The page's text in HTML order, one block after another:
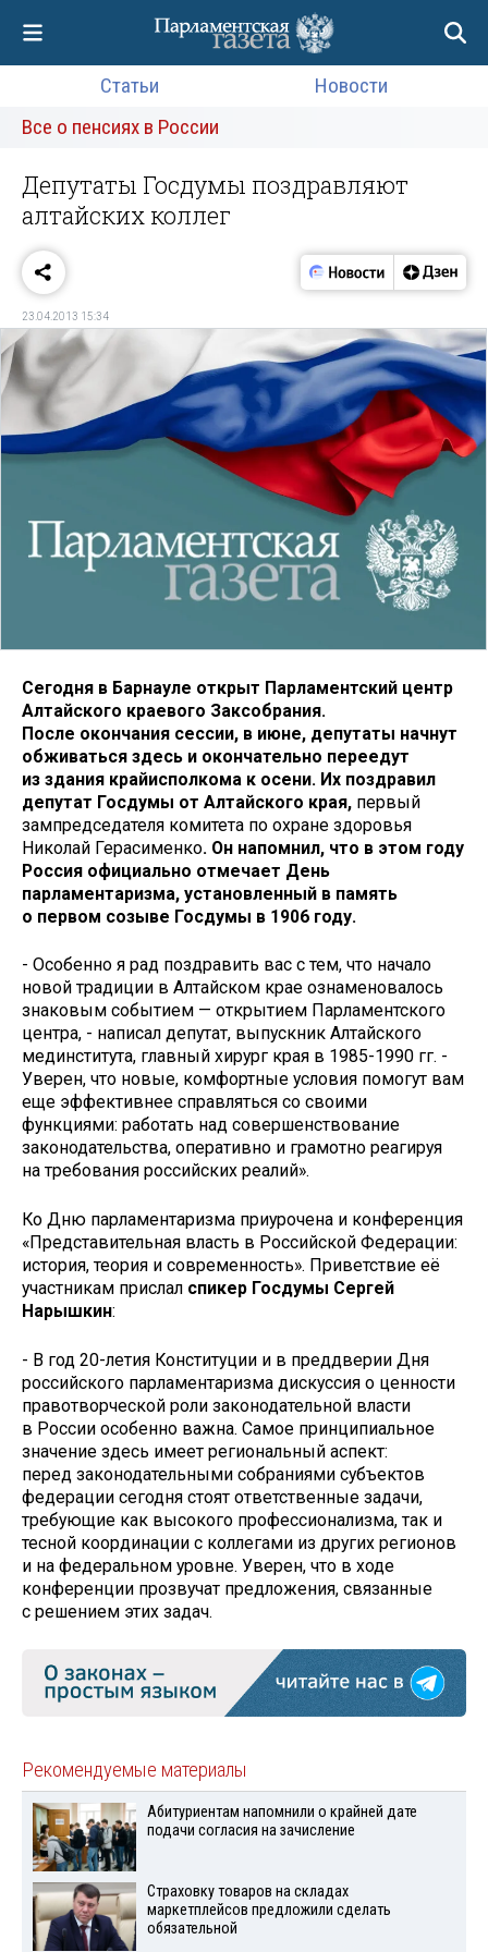
Статьи
Новости
Все о пенсиях в России
Депутаты Госдумы поздравляют
алтайских коллег
23.04.2013 15:34
Сегодня в Барнауле открыт Парламентский центр
Алтайского краевого Заксобрания.
После окончания сессии, в июне, депутаты начнут
обживаться здесь и окончательно переедут
из здания крайисполкома к осени. Их поздравил
депутат Госдумы от Алтайского края, первый
зампредседателя комитета по охране здоровья
Николай Герасименко. Он напомнил, что в этом году
Россия официально отмечает День
парламентаризма, установленный в память
о первом созыве Госдумы в 1906 году.
- Особенно я рад поздравить вас с тем, что начало
новой традиции в Алтайском крае ознаменовалось
знаковым событием — открытием Парламентского
центра, - написал депутат, выпускник Алтайского
мединститута, главный хирург края в 1985-1990 гг. -
Уверен, что новые, комфортные условия помогут вам
еще эффективнее справляться со своими
функциями: работать над совершенствование
законодательства, оперативно и грамотно реагируя
на требования российских реалий».
Ко Дню парламентаризма приурочена и конференция
«Представительная власть в Российской Федерации:
история, теория и современность». Приветствие её
участникам прислал спикер Госдумы Сергей
Нарышкин:
- В год 20-летия Конституции и в преддверии Дня
российского парламентаризма дискуссия о ценности
правотворческой роли законодательной власти
в России особенно важна. Самое принципиальное
значение здесь имеет региональный аспект:
перед законодательными собраниями субъектов
федерации сегодня стоят ответственные задачи,
требующие как высокого профессионализма, так и
тесной координации с коллегами из других регионов
и на федеральном уровне. Уверен, что в ходе
конференции прозвучат предложения, связанные
с решением этих задач.
Рекомендуемые материалы
Абитуриентам напомнили о крайней дате
подачи согласия на зачисление
Страховку товаров на складах
маркетплейсов предложили сделать
обязательной